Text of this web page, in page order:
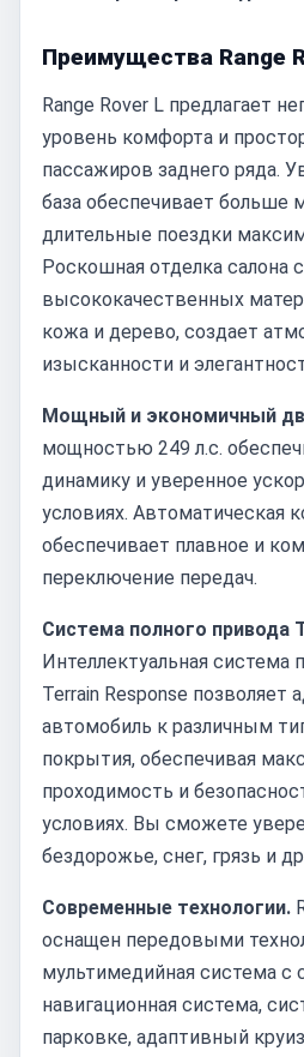
Преимущества Range
Range Rover L предлагает
уровень комфорта и
пассажиров заднего ряда.
база обеспечивает больше
длительные поездки
Роскошная отделка салона
высококачественных
кожа и дерево, создает
изысканности и
Мощный и экономичный
мощностью 249 л.с.
динамику и уверенное
условиях. Автоматическая
обеспечивает плавное и
переключение передач.
Система полного привода
Интеллектуальная система
Terrain Response позволяет
автомобиль к различным
покрытия, обеспечивая
проходимость и
условиях. Вы сможете
бездорожье, снег, грязь и
Современные технологии.
оснащен передовыми
мультимедийная система
навигационная система,
парковке, адаптивный